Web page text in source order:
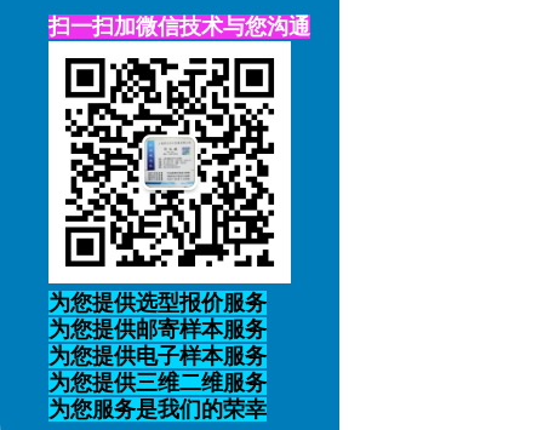
扫一扫加微信技术与您沟通
为您提供选型报价服务
为您提供邮寄样本服务
为您提供电子样本服务
为您提供三维二维服务
为您服务是我们的荣幸